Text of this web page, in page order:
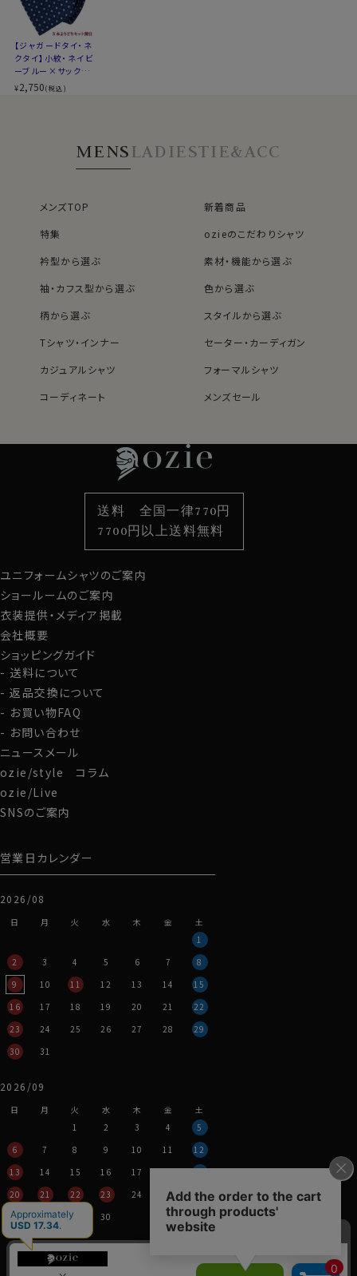
【ジャガードタイ・ネ
クタイ】小紋・ネイビ
ーブルー×サックス
ブルー
¥2,750(税込)
MENSLADIESTIE&ACC
メンズTOP
新着商品
特集
ozieのこだわりシャツ
衿型から選ぶ
素材・機能から選ぶ
袖・カフス型から選ぶ
色から選ぶ
柄から選ぶ
スタイルから選ぶ
Tシャツ・インナー
セーター・カーディガン
カジュアルシャツ
フォーマルシャツ
コーディネート
メンズセール
袖・カフス型から選ぶ
色から選ぶ
柄から選ぶ
スタイルから選ぶ
カジュアルシャツ
定番シャツ
カフスボタン
サスペンダー
財布・名刺入れ
バッグ
ストール・マフラー
グローブ
ユニフォームシャツのご案内
ショールームのご案内
衣装提供・メディア掲載
会社概要
ショッピングガイド
送料について
返品交換について
お買い物FAQ
お問い合わせ
ニュースメール
ozie/style コラム
ozie/Live
SNSのご案内
営業日カレンダー
2026/08
日 月 火 水 木 金
土
1
2
3 4 5 6 7
8
9
10 11 12 13 14
15
16
17 18 19 20 21
22
23
24 25 26 27 28
29
30
31
2026/09
日 月 火 水 木 金
土
1
2 3 4
5
6
7 8 9 10 11
12
13
14 15 16 17 18
19
20
21 22 23 24 25
26
27
28 29 30
送料 全国一律770円
7700円以上送料無料
営業時間：平日11時～17時
定休日：土・日・祝